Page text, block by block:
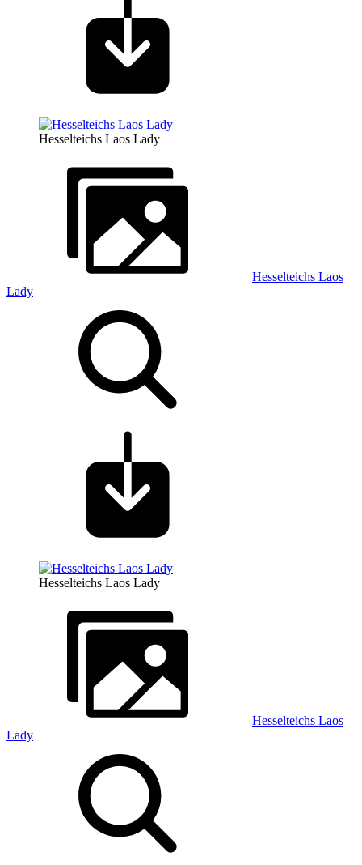
Hesselteichs Laos Lady
Hesselteichs Laos
Lady
Hesselteichs Laos Lady
Hesselteichs Laos
Lady